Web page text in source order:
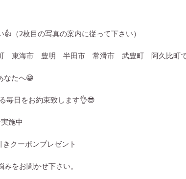
👍 （2枚目の写真の案内に従って下さい）
東海市 豊明 半田市 常滑市 武豊町 阿久比町で
なたへ😁
毎日をお約束致します👌😎
施中
きクーポンプレゼント
をお聞かせ下さい。